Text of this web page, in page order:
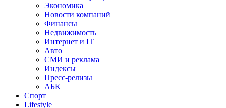
Экономика
Новости компаний
Финансы
Недвижимость
Интернет и IT
Авто
СМИ и реклама
Индексы
Пресс-релизы
АБК
Спорт
Lifestyle